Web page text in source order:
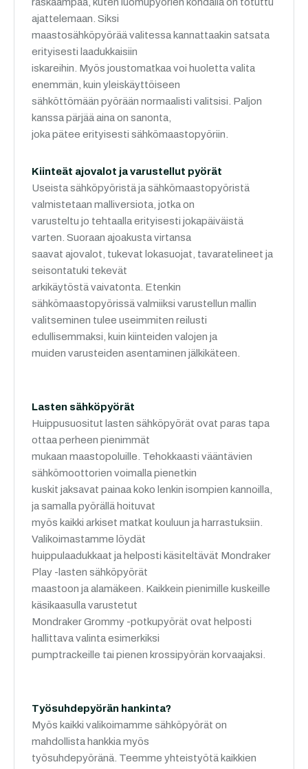
ajattelemaan. Siksi
maastosähköpyörää valitessa kannattaakin satsata
erityisesti laadukkaisiin
iskareihin. Myös joustomatkaa voi huoletta valita
enemmän, kuin yleiskäyttöiseen
sähköttömään pyörään normaalisti valitsisi. Paljon
kanssa pärjää aina on sanonta,
joka pätee erityisesti sähkömaastopyöriin.
Kiinteät ajovalot ja varustellut pyörät
Useista sähköpyöristä ja sähkömaastopyöristä
valmistetaan malliversiota, jotka on
varusteltu jo tehtaalla erityisesti jokapäiväistä
varten. Suoraan ajoakusta virtansa
saavat ajovalot, tukevat lokasuojat, tavaratelineet ja
seisontatuki tekevät
arkikäytöstä vaivatonta. Etenkin
sähkömaastopyörissä valmiiksi varustellun mallin
valitseminen tulee useimmiten reilusti
edullisemmaksi, kuin kiinteiden valojen ja
muiden varusteiden asentaminen jälkikäteen.
Lasten sähköpyörät
Huippusuositut lasten sähköpyörät ovat paras tapa
ottaa perheen pienimmät
mukaan maastopoluille. Tehokkaasti vääntävien
sähkömoottorien voimalla pienetkin
kuskit jaksavat painaa koko lenkin isompien kannoilla,
ja samalla pyörällä hoituvat
myös kaikki arkiset matkat kouluun ja harrastuksiin.
Valikoimastamme löydät
huippulaadukkaat ja helposti käsiteltävät Mondraker
Play -lasten sähköpyörät
maastoon ja alamäkeen. Kaikkein pienimille kuskeille
käsikaasulla varustetut
Mondraker Grommy -potkupyörät ovat helposti
hallittava valinta esimerkiksi
pumptrackeille tai pienen krossipyörän korvaajaksi.
Työsuhdepyörän hankinta?
Myös kaikki valikoimamme sähköpyörät on
mahdollista hankkia myös
työsuhdepyöränä. Teemme yhteistyötä kaikkien